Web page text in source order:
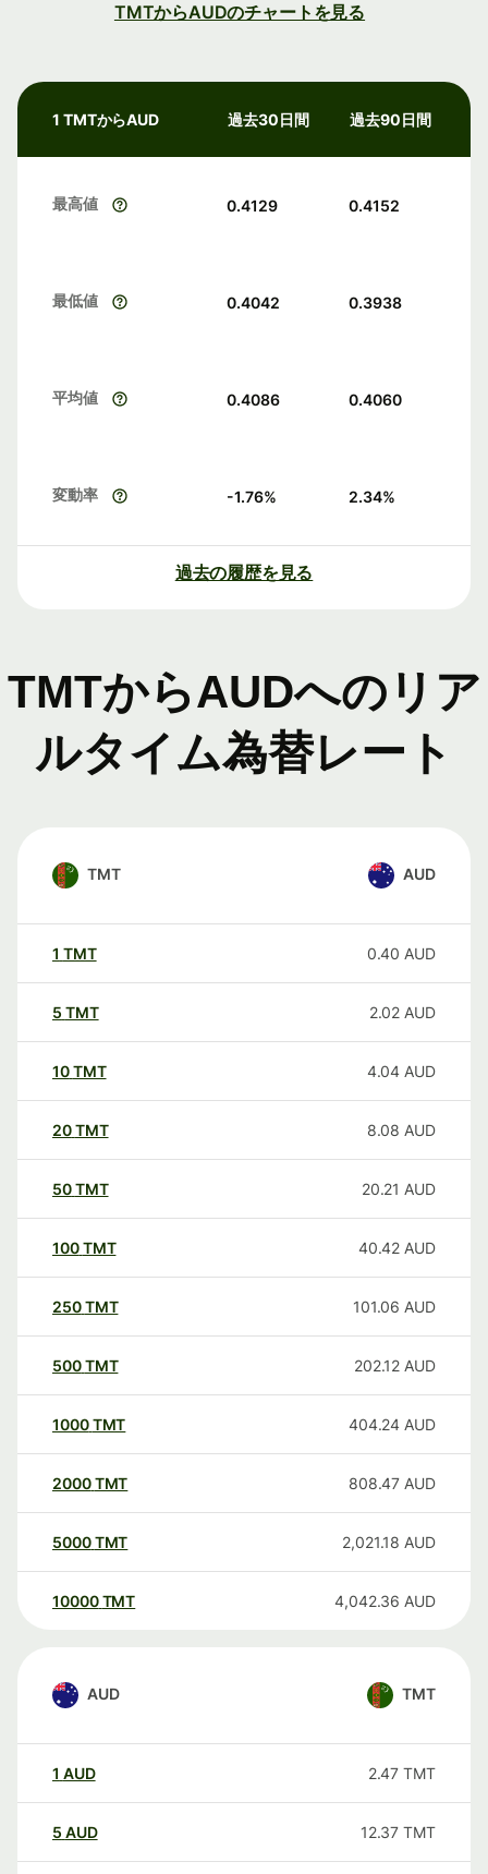
TMTからAUDのチャートを見る
1 TMTからAUD 過去30日間 過去90日間
最高値 0.4129 0.4152
最低値 0.4042 0.3938
平均値 0.4086 0.4060
変動率 -1.76% 2.34%
過去の履歴を見る
TMTからAUDへのリア
ルタイム為替レート
TMT AUD
1 TMT 0.40 AUD
5 TMT 2.02 AUD
10TMT 4.04 AUD
20TMT 8.08 AUD
50TMT 20.21 AUD
100TMT 40.42 AUD
250TMT 101.06 AUD
500TMT 202.12 AUD
1000TMT 404.24 AUD
2000TMT 808.47 AUD
5000TMT 2,021.18 AUD
10000 TMT 4,042.36 AUD
AUD TMT
1 AUD 2.47 TMT
5 AUD 12.37 TMT